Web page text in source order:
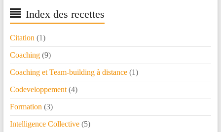
Index des recettes
Citation (1)
Coaching(9)
Coaching et Team-building à distance(1)
Codeveloppement(4)
Formation (3)
Intelligence Collective(5)